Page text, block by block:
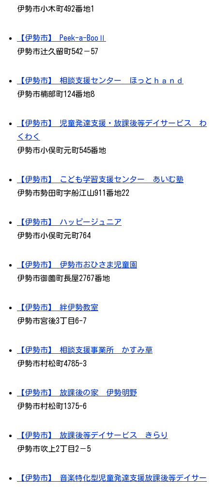
伊勢市小木町492番地1
【伊勢市】 Peek-a-BooⅡ
伊勢市辻久留町542－57
【伊勢市】 相談支援センター ほっとｈａｎｄ
伊勢市楠部町124番地8
【伊勢市】 児童発達支援・放課後等デイサービス わ
くわく
伊勢市小俣町元町545番地
【伊勢市】 こども学習支援センター あいむ塾
伊勢市勢田町字船江山911番地22
【伊勢市】 ハッピージュニア
伊勢市小俣町元町764
【伊勢市】 伊勢市おひさま児童園
伊勢市御薗町長屋2767番地
【伊勢市】 絆伊勢教室
伊勢市宮後3丁目6-7
【伊勢市】 相談支援事業所 かすみ草
伊勢市村松町4785-3
【伊勢市】 放課後の家 伊勢明野
伊勢市村松町1375-6
【伊勢市】 放課後等デイサービス きらり
伊勢市吹上2丁目2－5
【伊勢市】 音楽特化型児童発達支援放課後等デイサー